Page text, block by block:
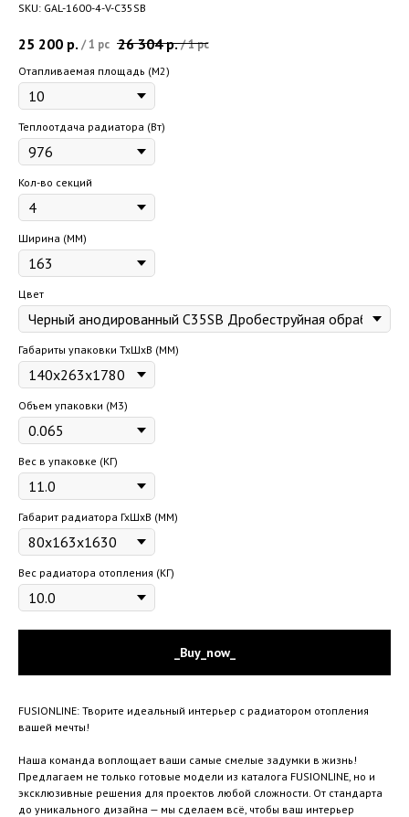
SKU: GAL-1600-4-V-C35SB
25 200 р. /1 pc 26 304 р./1 pc
Отапливаемая площадь (M2)
Теплоотдача радиатора (Вт)
Кол-во секций
Ширина (ММ)
Цвет
Габариты упаковки ТхШхВ (ММ)
Объем упаковки (М3)
Вес в упаковке (КГ)
Габарит радиатора ГхШхВ (ММ)
Вес радиатора отопления (КГ)
_Buy_now_
FUSIONLINE: Творите идеальный интерьер с радиатором отопления
вашей мечты!
Наша команда воплощает ваши самые смелые задумки в жизнь!
Предлагаем не только готовые модели из каталога FUSIONLINE, но и
эксклюзивные решения для проектов любой сложности. От стандарта
до уникального дизайна — мы сделаем всё, чтобы ваш интерьер